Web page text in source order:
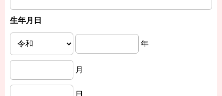
生年月日
年
月
日